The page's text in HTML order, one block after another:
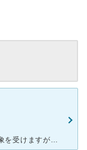
先生は男の先生で淡々としているので冷たい印象を受けますが、こちらがハキハキ受け答えしていれば何も問題はありません。 待合室の中に子供が遊べたり、アニメが流れてて、観れるちょっとしたスペースがあるので